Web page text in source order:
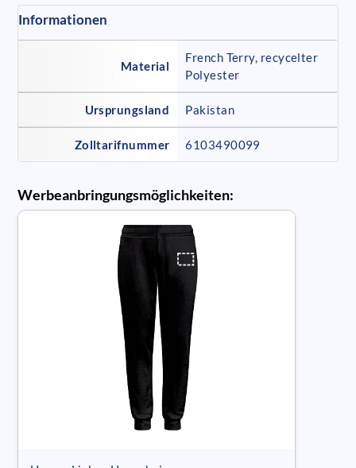
Informationen
Material
French Terry, recycelter
Polyester
Ursprungsland Pakistan
Zolltarifnummer 6103490099
Werbeanbringungsmöglichkeiten: